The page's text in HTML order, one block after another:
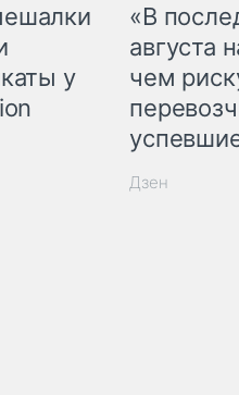
у
«В
августа
чем
Дзен